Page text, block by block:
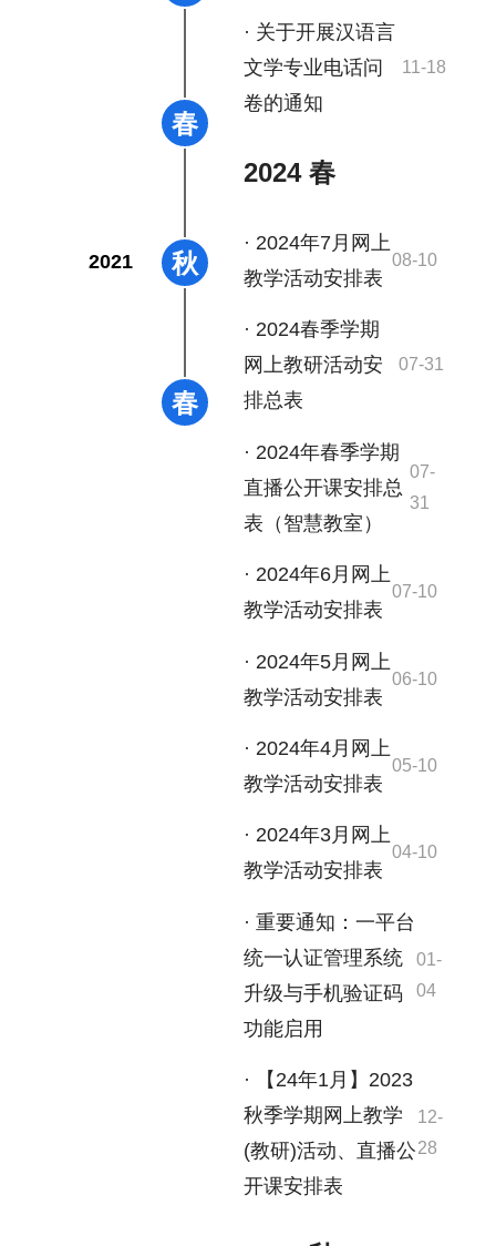
春
2021 秋
春
· 关于开展汉语言
文学专业电话问
卷的通知
11-18
2024 春
· 2024年7月网上
教学活动安排表
08-10
· 2024春季学期
网上教研活动安
排总表
07-31
· 2024年春季学期
直播公开课安排总
表（智慧教室）
07-
31
· 2024年6月网上
教学活动安排表
07-10
· 2024年5月网上
教学活动安排表
06-10
· 2024年4月网上
教学活动安排表
05-10
· 2024年3月网上
教学活动安排表
04-10
· 重要通知：一平台
统一认证管理系统
升级与手机验证码
功能启用
01-
04
· 【24年1月】2023
秋季学期网上教学
(教研)活动、直播公
开课安排表
12-
28